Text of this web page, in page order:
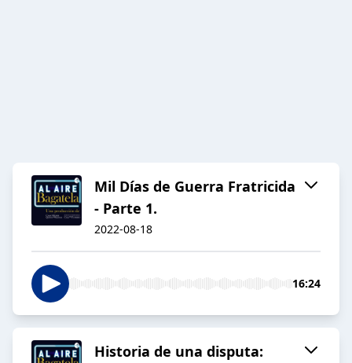
Mil Días de Guerra Fratricida
- Parte 1.
2022-08-18
16:24
Historia de una disputa: